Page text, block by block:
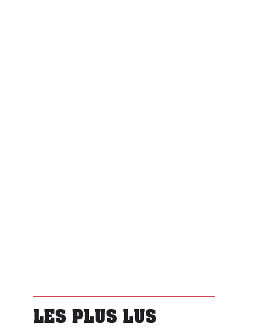
LES PLUS LUS